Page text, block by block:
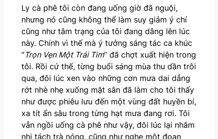
Ly cà phê tôi còn đang uống giờ đã nguội,
nhưng nó cũng không thể làm suy giảm ý chí
cũng như tâm trạng của tôi đang dâng lên lúc
này. Chính vì thế mà ý tưởng sáng tác ca khúc
“Trọn Vẹn Một Trái Tim” đã chợt xuất hiện trong
tôi. Rồi cứ thế, từng buổi sáng mùa thu dần trôi
qua, đôi lúc xen vào những cơn mưa dai dẳng
rớt nhè nhẹ xuống mặt sân đã làm cho tôi thấy
như được phiêu lưu đến một vùng đất huyền bí,
xa tít ẩn sâu trong từng hạt mưa đang rơi. Tôi
vẫn ngồi uống cà phê như vậy, đôi lúc lại nhâm
nhi tách trà nóng, cũng như nghe một đoạn